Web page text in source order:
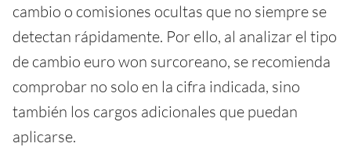
cambio o comisiones ocultas que no siempre se
detectan rápidamente. Por ello, al analizar el tipo
de cambio euro won surcoreano, se recomienda
comprobar no solo en la cifra indicada, sino
también los cargos adicionales que puedan
aplicarse.